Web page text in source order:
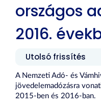
országos
2016.
Utolsó frissítés
A Nemzeti Adó- és
jövedelemadózásra
2015-ben és 2016-ban.